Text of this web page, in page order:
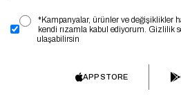
*Kampanyalar, ürünler ve değişiklikler
kendi rızamla kabul ediyorum. Gizlilik
ulaşabilirsin
APP STORE